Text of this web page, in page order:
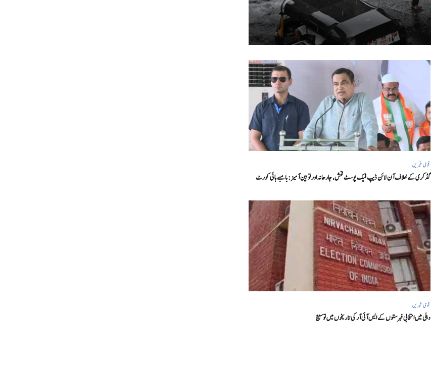
قومی خبریں
گڈکری کے خلاف آن لائن ڈیپ فیک پوسٹ فحش، جارحانہ اور توہین آمیز:بامبے ہائی کورٹ
قومی خبریں
دہلی میں انتخابی فہرستوں کے ایس آئی آر کی تاریخوں میں توسیع